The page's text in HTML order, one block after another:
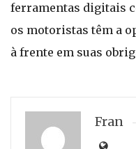
ferramentas digitais
os motoristas têm a
à frente em suas
Fran